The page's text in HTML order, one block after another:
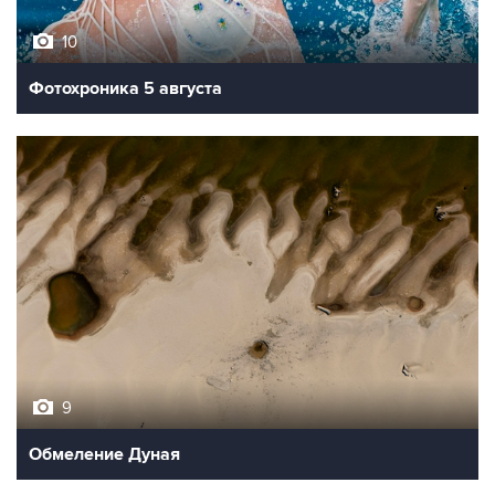
10
Фотохроника 5 августа
9
Обмеление Дуная